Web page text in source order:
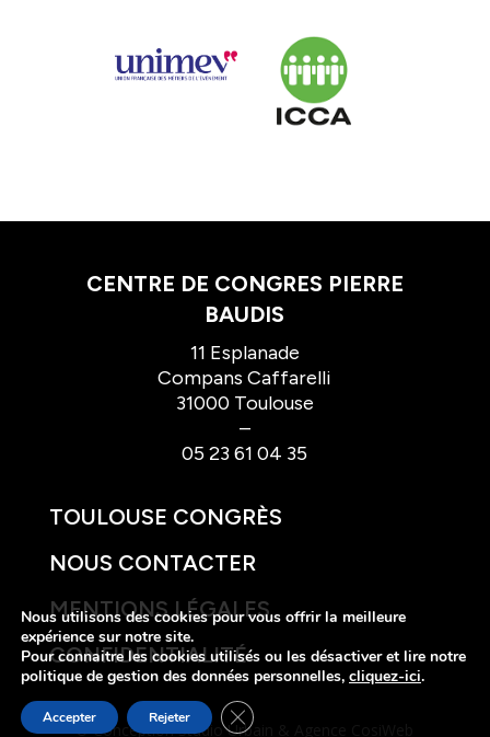
CENTRE DE CONGRES PIERRE
BAUDIS
11 Esplanade
Compans Caffarelli
31000 Toulouse
–
05 23 61 04 35
TOULOUSE CONGRÈS
NOUS CONTACTER
MENTIONS LÉGALES
CONFIDENTIALITÉ
© ConceptionStudio Urbain
Nous utilisons des cookies pour vous offrir la meilleure
expérience sur notre site.
Pour connaitre les cookies utilisés ou les désactiver et lire notre
politique de gestion des données personnelles, cliquez-ici.
Accepter Rejeter Fermer la bannière des cookies